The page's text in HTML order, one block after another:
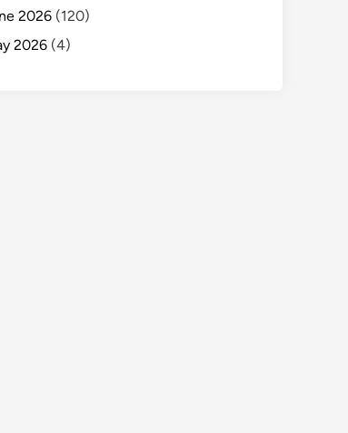
2026 (120)
2026 (4)